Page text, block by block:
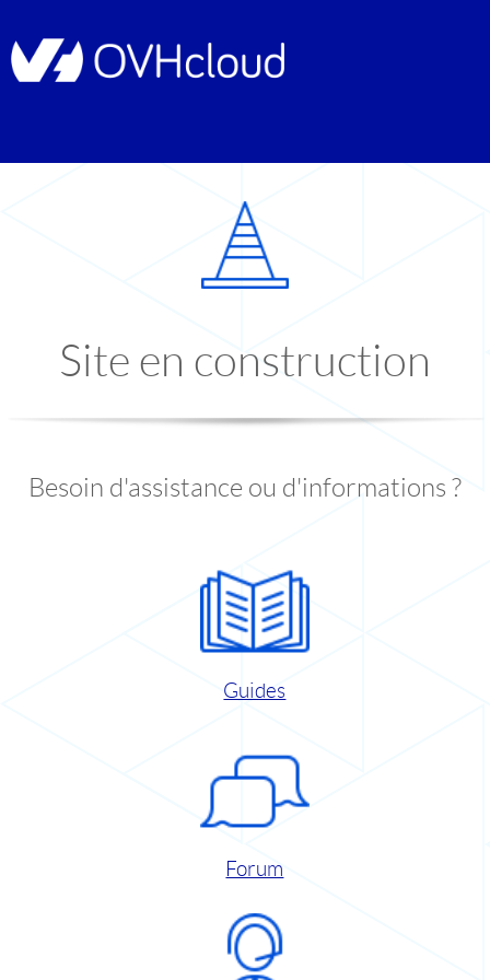
Site en construction
Besoin d'assistance ou d'informations ?
Guides
Forum